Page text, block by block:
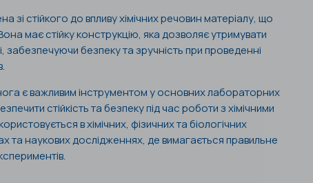
зі стійкого до впливу хімічних речовин матеріалу, що
має стійку конструкцію, яка дозволяє утримувати
забезпечуючи безпеку та зручність при проведенні
є важливим інструментом у основних лабораторних
стійкість та безпеку під час роботи з хімічними
в хімічних, фізичних та біологічних
та наукових дослідженнях, де вимагається правильне